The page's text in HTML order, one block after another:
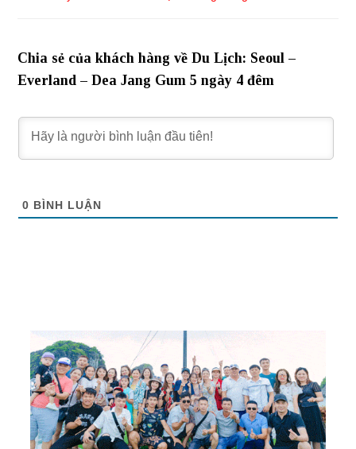
Chia sẻ của khách hàng về Du Lịch: Seoul –
Everland – Dea Jang Gum 5 ngày 4 đêm
0 BÌNH LUẬN